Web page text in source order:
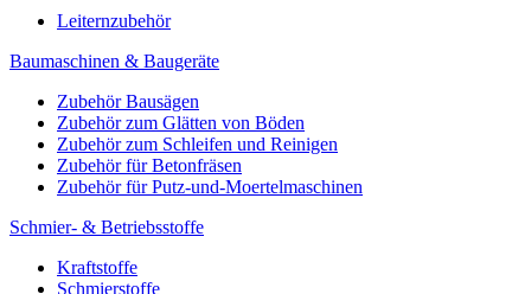
Leiternzubehör
Baumaschinen & Baugeräte
Zubehör Bausägen
Zubehör zum Glätten von Böden
Zubehör zum Schleifen und Reinigen
Zubehör für Betonfräsen
Zubehör für Putz-und-Moertelmaschinen
Schmier- & Betriebsstoffe
Kraftstoffe
Schmierstoffe